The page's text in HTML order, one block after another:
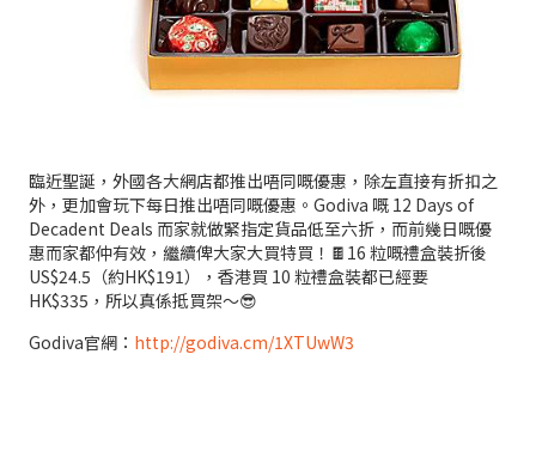
臨近聖誕，外國各大網店都推出唔同嘅優惠，除左直接有折扣之
外，更加會玩下每日推出唔同嘅優惠。Godiva 嘅 12 Days of
Decadent Deals 而家就做緊指定貨品低至六折，而前幾日嘅優
惠而家都仲有效，繼續俾大家大買特買！🍫16 粒嘅禮盒裝折後
US$24.5（約HK$191），香港買 10 粒禮盒裝都已經要
HK$335，所以真係抵買架～😎
Godiva官網： http://godiva.cm/1XTUwW3